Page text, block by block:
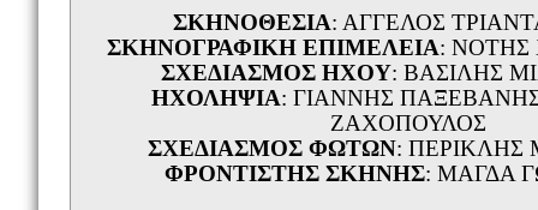
ΣΚΗΝΟΘΕΣΙΑ: ΑΓΓΕΛΟΣ
ΣΚΗΝΟΓΡΑΦΙΚΗ ΕΠΙΜΕΛΕΙΑ: ΝΟΤΗΣ
ΣΧΕΔΙΑΣΜΟΣ ΗΧΟΥ: ΒΑΣΙΛΗΣ
ΗΧΟΛΗΨΙΑ: ΓΙΑΝΝΗΣ
ΖΑΧΟΠΟΥΛΟΣ
ΣΧΕΔΙΑΣΜΟΣ ΦΩΤΩΝ: ΠΕΡΙΚΛΗΣ
ΦΡΟΝΤΙΣΤΗΣ ΣΚΗΝΗΣ: ΜΑΓΔΑ